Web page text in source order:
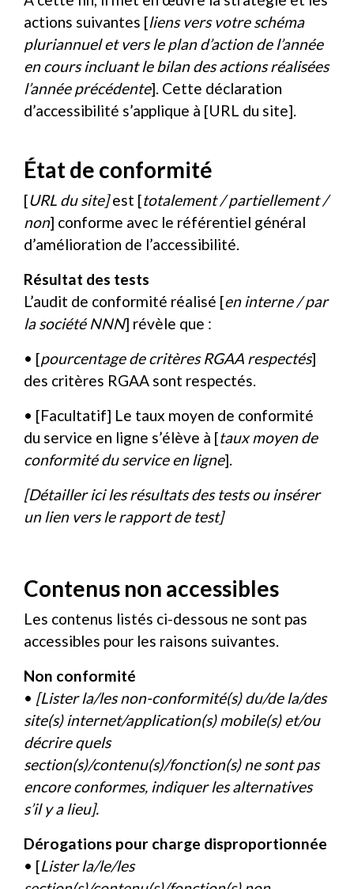
actions suivantes [liens vers votre schéma
pluriannuel et vers le plan d’action de l’année
en cours incluant le bilan des actions réalisées
l’année précédente]. Cette déclaration
d’accessibilité s’applique à [URL du site].
État de conformité
[URL du site]est [totalement / partiellement /
non] conforme avec le référentiel général
d’amélioration de l’accessibilité.
Résultat des tests
L’audit de conformité réalisé [en interne / par
la société NNN] révèle que :
• [pourcentage de critères RGAA respectés]
des critères RGAA sont respectés.
• [Facultatif] Le taux moyen de conformité
du service en ligne s’élève à [taux moyen de
conformité du service en ligne].
[Détailler ici les résultats des tests ou insérer
un lien vers le rapport de test]
Contenus non accessibles
Les contenus listés ci-dessous ne sont pas
accessibles pour les raisons suivantes.
Non conformité
• [Lister la/les non-conformité(s) du/de la/des
site(s) internet/application(s) mobile(s) et/ou
décrire quels
section(s)/contenu(s)/fonction(s) ne sont pas
encore conformes, indiquer les alternatives
s’il y a lieu].
Dérogations pour charge disproportionnée
• [Lister la/le/les